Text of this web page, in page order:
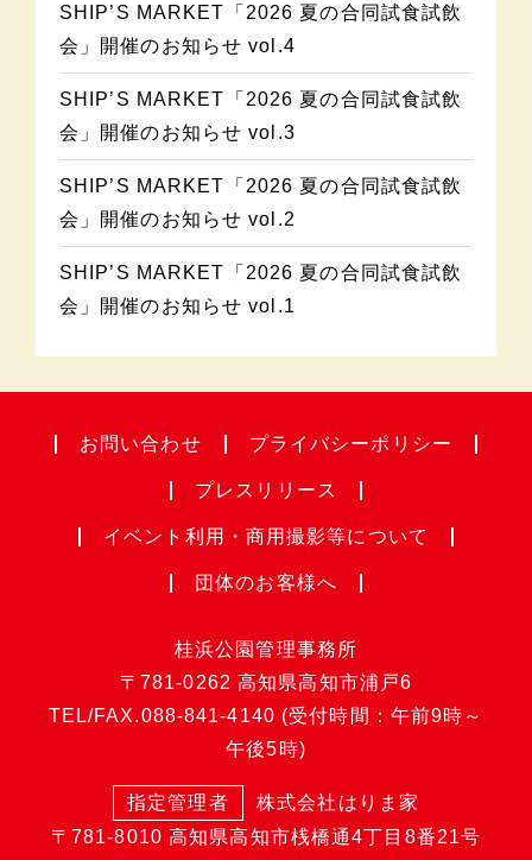
SHIP’S MARKET「2026 夏の合同試食試飲
会」開催のお知らせ vol.4
SHIP’S MARKET「2026 夏の合同試食試飲
会」開催のお知らせ vol.3
SHIP’S MARKET「2026 夏の合同試食試飲
会」開催のお知らせ vol.2
SHIP’S MARKET「2026 夏の合同試食試飲
会」開催のお知らせ vol.1
お問い合わせ プライバシーポリシー
プレスリリース
イベント利用・ 商用撮影等について
団体のお客様へ
桂浜公園管理事務所
〒781-0262 高知県高知市浦戸6
TEL/FAX.088-841-4140 (受付時間：午前9時～
午後5時)
指定管理者
株式会社はりま家
〒781-8010 高知県高知市桟橋通4丁目8番21号